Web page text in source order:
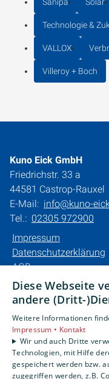
Sanipa Solar
Technologie &
VALLOX
Villeroy + Boch
Kuno Eick GmbH
Friedrichstr. 33 a
44581 Castrop-Rauxel
E-Mail: info@kuno-
Tel.: 02305 972900
Impressum
Datenschutzerklärung
AGB
Privatkunden
Karriere
Unternehmen
Kontakt
Diese Webseite
andere (Dritt-
Weitere Informationen
Impressum • Kontakt
Wir und auch Dritte
Technologien, mit Hilfe
gespeichert werden bzw.
zugegriffen werden, z.B.